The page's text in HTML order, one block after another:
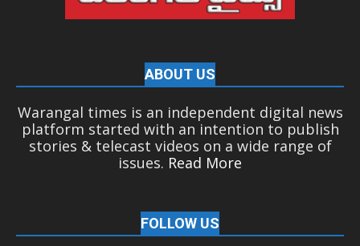
ABOUT US
Warangal times is an independent digital news
platform started with an intention to publish
stories & telecast videos on a wide range of
issues. Read More
FOLLOW US